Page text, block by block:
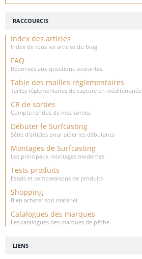
RACCOURCIS
Index des articles
Index de tous les articles du blog
FAQ
Réponses aux questions courantes
Table des mailles réglementaires
Tailles réglementaires de capture en méditerranée
CR de sorties
Compte rendus de mes sorties
Débuter le Surfcasting
Série d'articles pour aider les débutants
Montages de Surfcasting
Les principaux montages modernes
Tests produits
Essais et comparaisons de produits
Shopping
Bien acheter son matériel
Catalogues des marques
Les catalogues des marques de pêche
LIENS